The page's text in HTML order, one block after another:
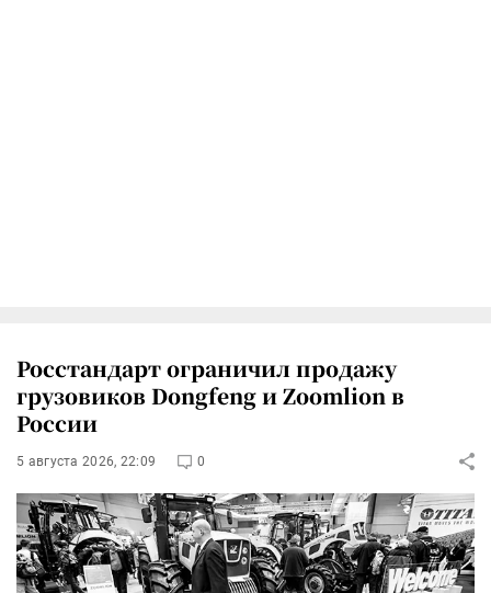
Росстандарт ограничил продажу
грузовиков Dongfeng и Zoomlion в
России
5 августа 2026, 22:09 0